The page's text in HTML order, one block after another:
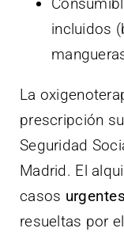
incluidos
La
prescripción
Seguridad
Madrid. El
casos urgentes
resueltas por